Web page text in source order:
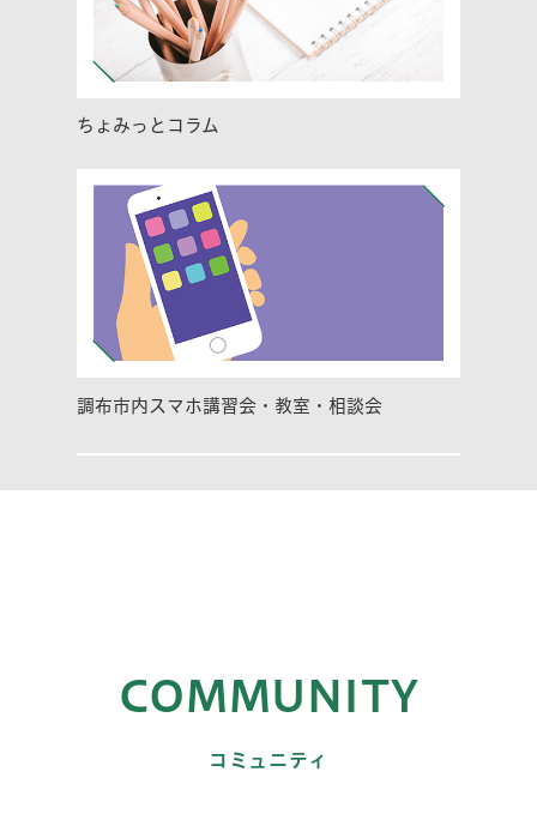
ちょみっとコラム
調布市内スマホ講習会・教室・相談会
COMMUNITY
コミュニティ